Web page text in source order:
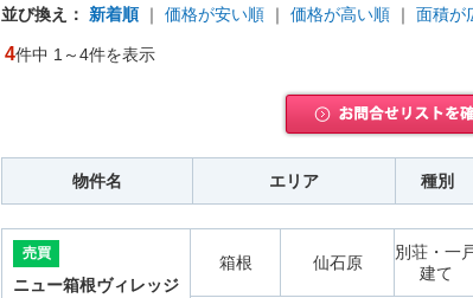
並び換え： 新着順 ｜ 価格が安い順 ｜ 価格が高い順 ｜ 面積が
4件中 1～4件を表示
物件名 エリア 種別
売買
ニュー箱根ヴィレッジ
箱根 仙石原
別荘・一
建て